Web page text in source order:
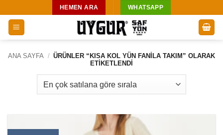
atla
HEMEN ARA WHATSAPP
ANA SAYFA / ÜRÜNLER “KISA KOL YÜN FANILA TAKIM” OLARAK
ETIKETLENDI